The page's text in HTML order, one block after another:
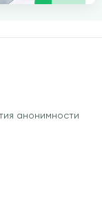
анонимности